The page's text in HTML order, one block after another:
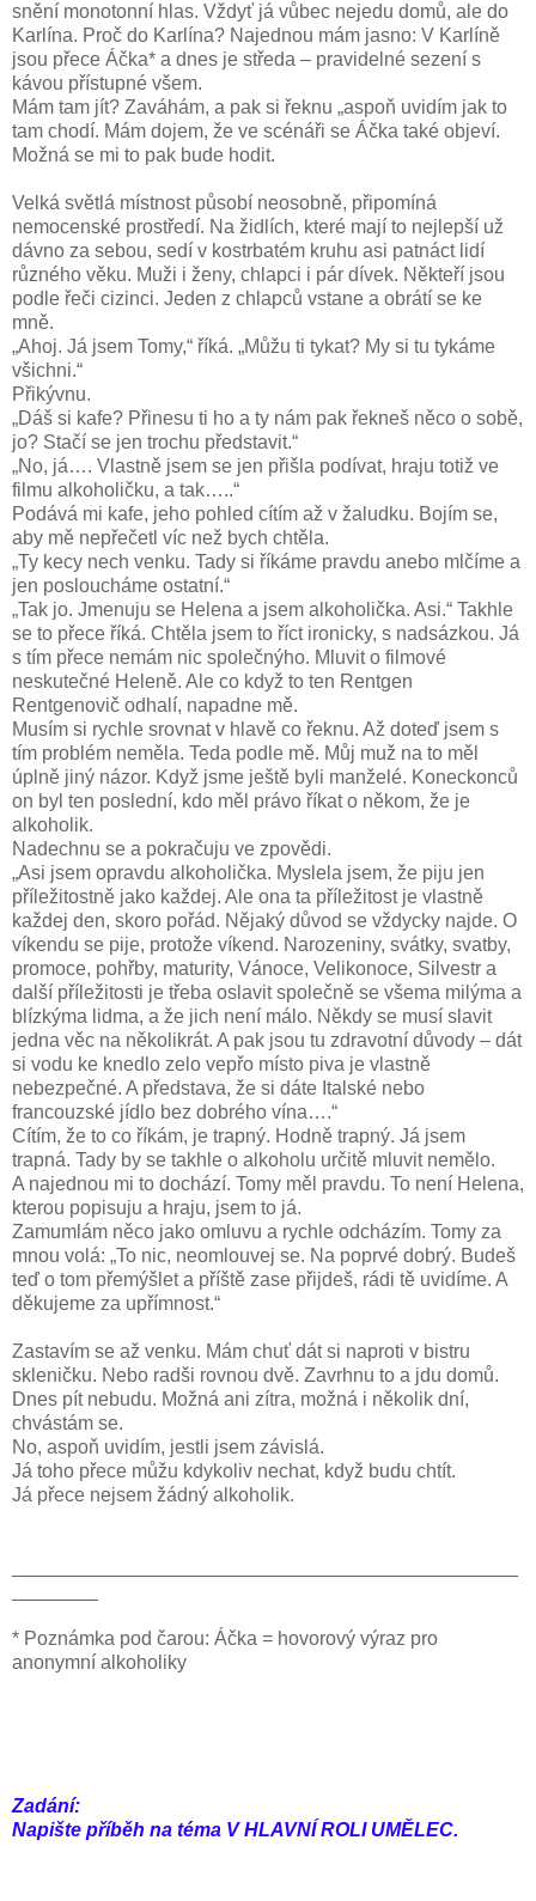
snění monotonní hlas. Vždyť já vůbec nejedu domů, ale do
Karlína. Proč do Karlína? Najednou mám jasno: V Karlíně
jsou přece Áčka* a dnes je středa – pravidelné sezení s
kávou přístupné všem.
Mám tam jít? Zaváhám, a pak si řeknu „aspoň uvidím jak to
tam chodí. Mám dojem, že ve scénáři se Áčka také objeví.
Možná se mi to pak bude hodit.
Velká světlá místnost působí neosobně, připomíná
nemocenské prostředí. Na židlích, které mají to nejlepší už
dávno za sebou, sedí v kostrbatém kruhu asi patnáct lidí
různého věku. Muži i ženy, chlapci i pár dívek. Někteří jsou
podle řeči cizinci. Jeden z chlapců vstane a obrátí se ke
mně.
„Ahoj. Já jsem Tomy,“ říká. „Můžu ti tykat? My si tu tykáme
všichni.“
Přikývnu.
„Dáš si kafe? Přinesu ti ho a ty nám pak řekneš něco o sobě,
jo? Stačí se jen trochu představit.“
„No, já…. Vlastně jsem se jen přišla podívat, hraju totiž ve
filmu alkoholičku, a tak…..“
Podává mi kafe, jeho pohled cítím až v žaludku. Bojím se,
aby mě nepřečetl víc než bych chtěla.
„Ty kecy nech venku. Tady si říkáme pravdu anebo mlčíme a
jen posloucháme ostatní.“
„Tak jo. Jmenuju se Helena a jsem alkoholička. Asi.“ Takhle
se to přece říká. Chtěla jsem to říct ironicky, s nadsázkou. Já
s tím přece nemám nic společnýho. Mluvit o filmové
neskutečné Heleně. Ale co když to ten Rentgen
Rentgenovič odhalí, napadne mě.
Musím si rychle srovnat v hlavě co řeknu. Až doteď jsem s
tím problém neměla. Teda podle mě. Můj muž na to měl
úplně jiný názor. Když jsme ještě byli manželé. Koneckonců
on byl ten poslední, kdo měl právo říkat o někom, že je
alkoholik.
Nadechnu se a pokračuju ve zpovědi.
„Asi jsem opravdu alkoholička. Myslela jsem, že piju jen
příležitostně jako každej. Ale ona ta příležitost je vlastně
každej den, skoro pořád. Nějaký důvod se vždycky najde. O
víkendu se pije, protože víkend. Narozeniny, svátky, svatby,
promoce, pohřby, maturity, Vánoce, Velikonoce, Silvestr a
další příležitosti je třeba oslavit společně se všema milýma a
blízkýma lidma, a že jich není málo. Někdy se musí slavit
jedna věc na několikrát. A pak jsou tu zdravotní důvody – dát
si vodu ke knedlo zelo vepřo místo piva je vlastně
nebezpečné. A představa, že si dáte Italské nebo
francouzské jídlo bez dobrého vína….“
Cítím, že to co říkám, je trapný. Hodně trapný. Já jsem
trapná. Tady by se takhle o alkoholu určitě mluvit nemělo.
A najednou mi to dochází. Tomy měl pravdu. To není Helena,
kterou popisuju a hraju, jsem to já.
Zamumlám něco jako omluvu a rychle odcházím. Tomy za
mnou volá: „To nic, neomlouvej se. Na poprvé dobrý. Budeš
teď o tom přemýšlet a příště zase přijdeš, rádi tě uvidíme. A
děkujeme za upřímnost.“
Zastavím se až venku. Mám chuť dát si naproti v bistru
skleničku. Nebo radši rovnou dvě. Zavrhnu to a jdu domů.
Dnes pít nebudu. Možná ani zítra, možná i několik dní,
chvástám se.
No, aspoň uvidím, jestli jsem závislá.
Já toho přece můžu kdykoliv nechat, když budu chtít.
Já přece nejsem žádný alkoholik.
* Poznámka pod čarou: Áčka = hovorový výraz pro
anonymní alkoholiky
Zadání:
Napište příběh na téma V HLAVNÍ ROLI UMĚLEC.